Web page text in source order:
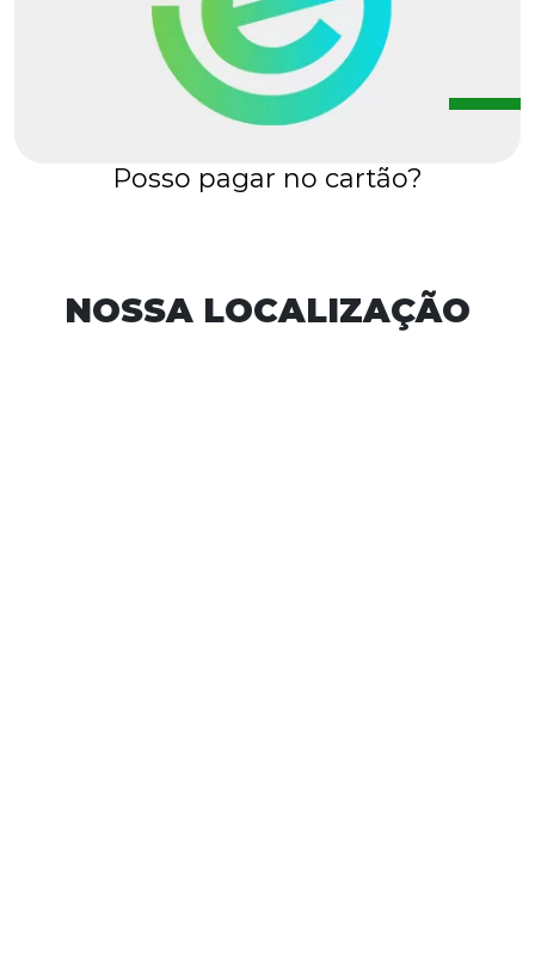
Posso pagar no cartão?
NOSSA LOCALIZAÇÃO